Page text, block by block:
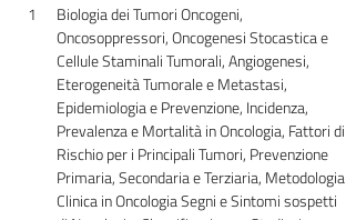
1
Biologia dei Tumori Oncogeni,
Oncosoppressori, Oncogenesi Stocastica e
Cellule Staminali Tumorali, Angiogenesi,
Eterogeneità Tumorale e Metastasi,
Epidemiologia e Prevenzione, Incidenza,
Prevalenza e Mortalità in Oncologia, Fattori di
Rischio per i Principali Tumori, Prevenzione
Primaria, Secondaria e Terziaria, Metodologia
Clinica in Oncologia Segni e Sintomi sospetti